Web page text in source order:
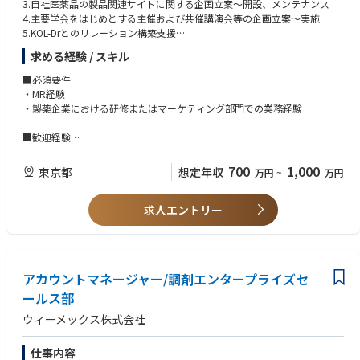
ogram (NIP) evidence strategy, aligned with Government Affairs & Market
Access (GAMA) and global access principles, in close collaboration with l
ocal and global Evidence Synthesis and Modelling teams for execution.
• Provide scientific leadership and governance oversight to ensure high-q
uality, compliant delivery of protocols, analysis plans, study reports, pu
blications, and other evidence outputs in line with SOPs.
igned with asset strategy and lifecycle priorities, including innovative and
cost-effective study approaches.
• Identify, evaluate, and leverage appropriate real-world data sources, p
artnerships, and public initiatives to address prioritized research questio
rt asset decision-making.
• Demonstrate effective matrix leadership by influencing across functions
and geographies, contributing to cross-asset alignment, and providing s
cientific guidance and mentoring to junior team members and matrix pa
rtners as appropriate.
3.自社医薬品の製品関連サイトに関する企画立案～開設、メンテナンス
4.主要学会をはじめとする主催および共催講演会等の企画立案～実施
5.KOL-Drとのリレーション構築支援
6.自社の医薬情報担当者（MR）に対する学術支援（医療関係者への面談同
行等）
7.MR認定証管理に関する一切の業務（MR認定センター：MR要綱に準拠）
8.所属部門スタッフのマネジメント管理
求める経験 / スキル
■必須要件
・MR経験
・製薬企業における研修またはマーケティング部門での業務経験
■歓迎経験
・MR認定証保持者
・全国または担当エリアにおける講演会などの企画・実施経験
・製品プロモーション資材の作製経験
・社内MRに対する教育研修（製品、スキル、営業戦略、MR実務教育）経
・パーキンソン病関連治療薬の担当経験
＜能力・適正＞
・主体的に業務を遂行することができる
・PCスキル（Microsoft Office等）を有している
・関連部署社員と良好な関係を構築することができる
・新たな業務へ意欲的に取り組むことができる
東京都 想定年収 700 万円 ~ 1,000 万円
求人エントリー
アカウントマネージャー/調剤エンタープライズセ
ールス部
ウィーメックス株式会社
仕事内容